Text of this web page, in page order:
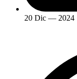
20 Dic — 2024